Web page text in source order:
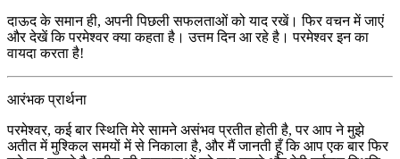
दाऊद के समान ही, अपनी पिछली सफलताओं को याद रखें। फिर वचन में जाएं
और देखें कि परमेश्वर क्या कहता है। उत्तम दिन आ रहे है। परमेश्वर इन का
वायदा करता है!
आरंभक प्रार्थना
परमेश्वर, कई बार स्थिति मेरे सामने असंभव प्रतीत होती है, पर आप ने मुझे
अतीत में मुश्किल समयों में से निकाला है, और मैं जानती हूँ कि आप एक बार फिर